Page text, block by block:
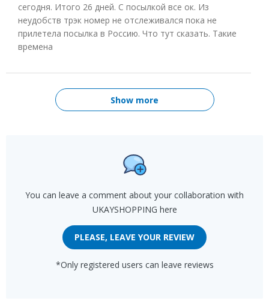
сегодня. Итого 26 дней. С посылкой все ок. Из
неудобств трэк номер не отслеживался пока не
прилетела посылка в Россию. Что тут сказать. Такие
времена
Show more
You can leave a comment about your collaboration with
UKAYSHOPPING here
PLEASE, LEAVE YOUR REVIEW
*Only registered users can leave reviews